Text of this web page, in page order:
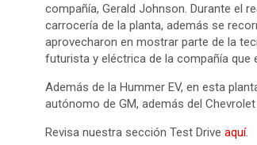
compañía, Gerald Johnson. Durante el
carrocería de la planta, además se
aprovecharon en mostrar parte de la
futurista y eléctrica de la compañía que
Además de la Hummer EV, en esta
autónomo de GM, además del
Revisa nuestra sección Test Drive aquí.